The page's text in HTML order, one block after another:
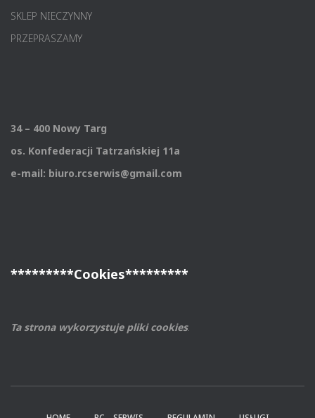
SKLEP NIECZYNNY
PRZEPRASZAMY
34 – 400 Nowy Targ
os. Konfederacji Tatrzańskiej 11a
e-mail: biuro.rcserwis@gmail.com
*********Cookies*********
Ta strona wykorzystuje pliki cookies.